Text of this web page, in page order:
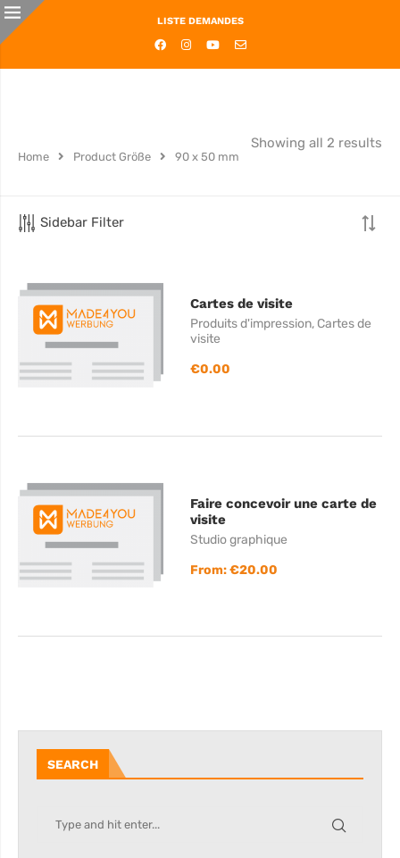
LISTE DEMANDES
Home Product Größe 90 x 50 mm
Showing all 2 results
Sidebar Filter
Cartes de visite
Produits d'impression, Cartes de
visite
€0.00
Faire concevoir une carte de
visite
Studio graphique
From:€20.00
SEARCH